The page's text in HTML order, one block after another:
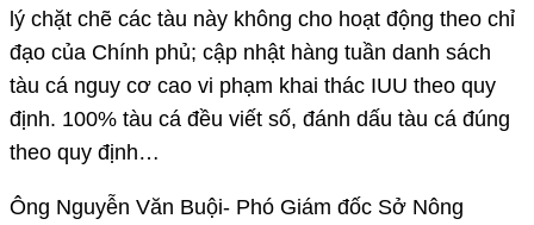
lý chặt chẽ các tàu này không cho hoạt động theo chỉ
đạo của Chính phủ; cập nhật hàng tuần danh sách
tàu cá nguy cơ cao vi phạm khai thác IUU theo quy
định. 100% tàu cá đều viết số, đánh dấu tàu cá đúng
theo quy định…
Ông Nguyễn Văn Buội- Phó Giám đốc Sở Nông